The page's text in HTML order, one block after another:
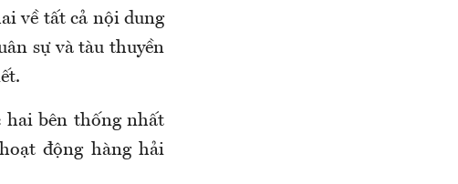
về tất cả nội dung
sự và tàu thuyền
hai bên thống nhất
động hàng hải